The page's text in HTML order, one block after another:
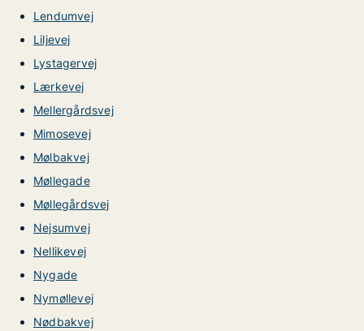
Lendumvej
Liljevej
Lystagervej
Lærkevej
Mellergårdsvej
Mimosevej
Mølbakvej
Møllegade
Møllegårdsvej
Nejsumvej
Nellikevej
Nygade
Nymøllevej
Nødbakvej